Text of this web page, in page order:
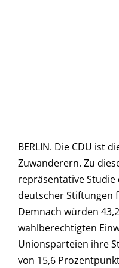
BERLIN. Die CDU ist
Zuwanderern. Zu
repräsentative Studie
deutscher Stiftungen
Demnach würden
wahlberechtigten
Unionsparteien ihre
von 15,6